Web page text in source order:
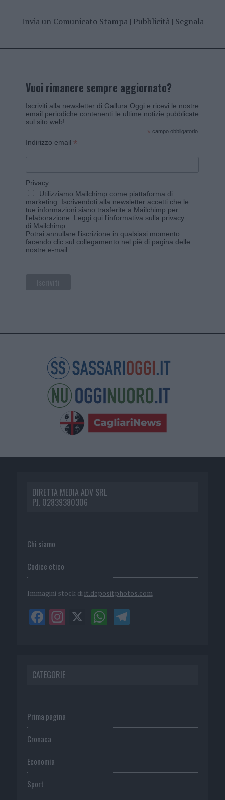
Invia un Comunicato Stampa| Pubblicità| Segnala
Vuoi rimanere sempre aggiornato?
Iscriviti alla newsletter di Gallura Oggi e ricevi le nostre
email periodiche contenenti le ultime notizie pubblicate
sul sito web!
* campo obbligatorio
Indirizzo email *
Privacy
Utilizziamo Mailchimp come piattaforma di
marketing. Iscrivendoti alla newsletter accetti che le
tue informazioni siano trasferite a Mailchimp per
l'elaborazione. Leggi qui l'informativa sulla privacy
di Mailchimp
Potrai annullare l'iscrizione in qualsiasi momento
facendo clic sul collegamento nel piè di pagina delle
nostre e-mail.
DIRETTA MEDIA ADV SRL
P.I. 02839380306
Chi siamo
Codice etico
Immagini stock di it.depositphotos.com
CATEGORIE
Prima pagina
Cronaca
Economia
Sport